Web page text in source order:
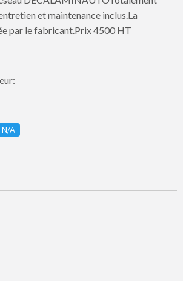
et maintenance inclus.La
par le fabricant.Prix 4500 HT
Listing ID
N/A